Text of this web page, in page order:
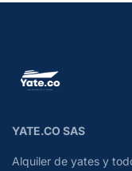
YATE.CO SAS
Alquiler de yates y